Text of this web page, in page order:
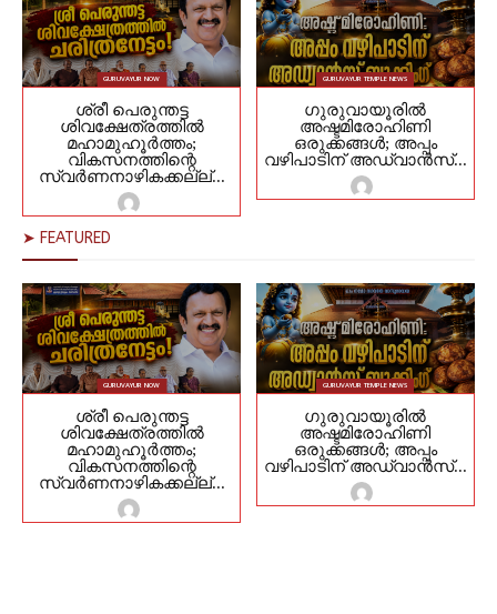
GURUVAYUR NOW
ശ്രീ പെരുന്തട്ട
ശിവക്ഷേത്രത്തിൽ
മഹാമുഹൂർത്തം;
വികസനത്തിന്റെ
സ്വർണനാഴികക്കല്ല്...
GURUVAYUR TEMPLE NEWS
ഗുരുവായൂരിൽ
അഷ്ടമിരോഹിണി
ഒരുക്കങ്ങൾ; അപ്പം
വഴിപാടിന് അഡ്വാൻസ്...
➤ FEATURED
GURUVAYUR NOW
ശ്രീ പെരുന്തട്ട
ശിവക്ഷേത്രത്തിൽ
മഹാമുഹൂർത്തം;
വികസനത്തിന്റെ
സ്വർണനാഴികക്കല്ല്...
GURUVAYUR TEMPLE NEWS
ഗുരുവായൂരിൽ
അഷ്ടമിരോഹിണി
ഒരുക്കങ്ങൾ; അപ്പം
വഴിപാടിന് അഡ്വാൻസ്...